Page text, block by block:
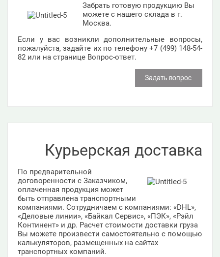
Забрать готовую продукцию Вы
можете с нашего склада в г.
Москва.
Если у вас возникли дополнительные вопросы,
пожалуйста, задайте их по телефону +7 (499) 148-54-
82 или на странице Вопрос-ответ.
Курьерская доставка
По предварительной
договоренности с Заказчиком,
оплаченная продукция может
быть отправлена транспортными
компаниями. Сотрудничаем с компаниями: «DHL»,
«Деловые линии», «Байкал Сервис», «ПЭК», «Рэйл
Континент» и др. Расчет стоимости доставки груза
Вы можете произвести самостоятельно с помощью
калькуляторов, размещенных на сайтах
транспортных компаний.